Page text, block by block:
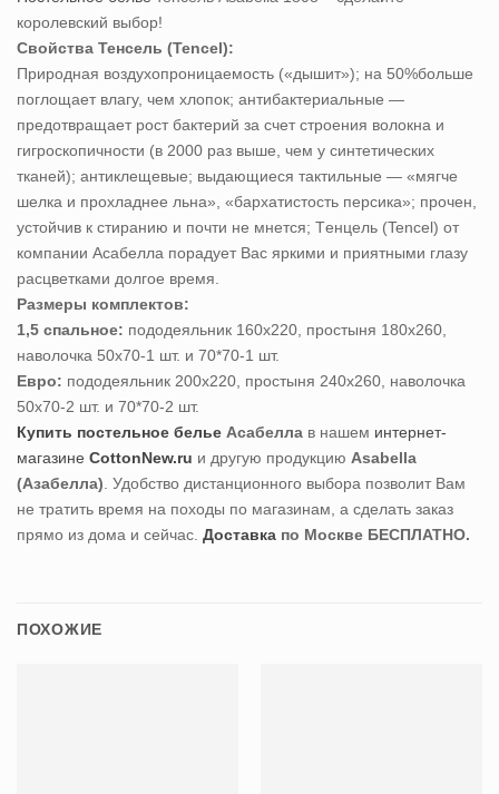
королевский выбор!
Свойства Тенсель (Tencel):
Природная воздухопроницаемость («дышит»); на 50%больше
поглощает влагу, чем хлопок; антибактериальные —
предотвращает рост бактерий за счет строения волокна и
гигроскопичности (в 2000 раз выше, чем у синтетических
тканей); антиклещевые; выдающиеся тактильные — «мягче
шелка и прохладнее льна», «бархатистость персика»; прочен,
устойчив к стиранию и почти не мнется; Tенцель (Tencel) от
компании Асабелла порадует Вас яркими и приятными глазу
расцветками долгое время.
Размеры комплектов:
1,5 спальное: пододеяльник 160х220, простыня 180х260,
наволочка 50х70-1 шт. и 70*70-1 шт.
Евро: пододеяльник 200х220, простыня 240х260, наволочка
50х70-2 шт. и 70*70-2 шт.
Купить постельное белье Асабелла в нашем интернет-
магазине CottonNew.ru и другую продукцию Asabella
(Азабелла) . Удобство дистанционного выбора позволит Вам
не тратить время на походы по магазинам, а сделать заказ
прямо из дома и сейчас. Доставка по Москве БЕСПЛАТНО.
ПОХОЖИЕ